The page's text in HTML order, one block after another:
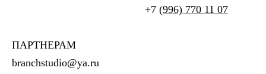
+7 (996) 770 11 07
ПАРТНЕРАМ
branchstudio@ya.ru